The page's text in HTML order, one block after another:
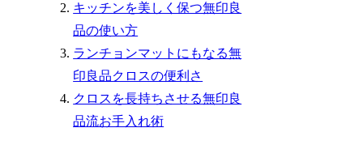
キッチンを美しく保つ無印良
品の使い方
ランチョンマットにもなる無
印良品クロスの便利さ
クロスを長持ちさせる無印良
品流お手入れ術